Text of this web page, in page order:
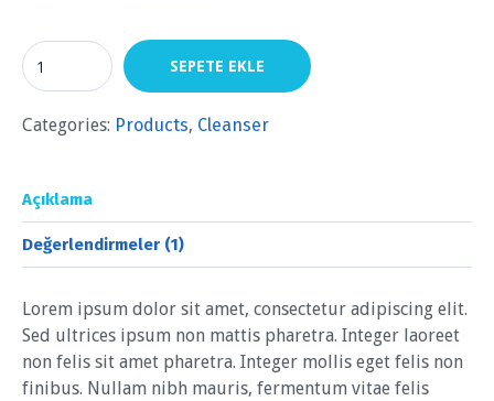
SEPETE EKLE
Categories: Products, Сleanser
Açıklama
Değerlendirmeler (1)
Lorem ipsum dolor sit amet, consectetur adipiscing elit.
Sed ultrices ipsum non mattis pharetra. Integer laoreet
non felis sit amet pharetra. Integer mollis eget felis non
finibus. Nullam nibh mauris, fermentum vitae felis